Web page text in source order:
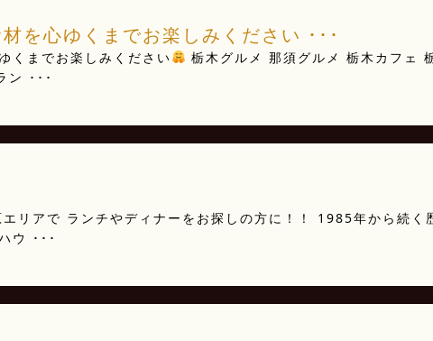
を心ゆくまでお楽しみください ･･･
くまでお楽しみください
栃木グルメ 那須グルメ 栃木カフェ
ン ･･･
エリアで ランチやディナーをお探しの方に！！ 1985年から続く
ウ ･･･